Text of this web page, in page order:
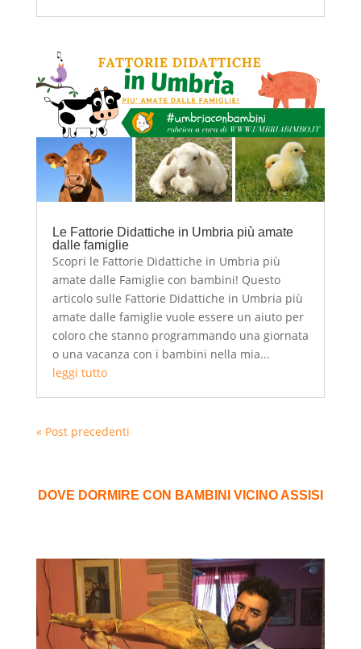
Le Fattorie Didattiche in Umbria più amate
dalle famiglie
Scopri le Fattorie Didattiche in Umbria più
amate dalle Famiglie con bambini! Questo
articolo sulle Fattorie Didattiche in Umbria più
amate dalle famiglie vuole essere un aiuto per
coloro che stanno programmando una giornata
o una vacanza con i bambini nella mia...
leggi tutto
« Post precedenti
DOVE DORMIRE CON BAMBINI VICINO ASSISI